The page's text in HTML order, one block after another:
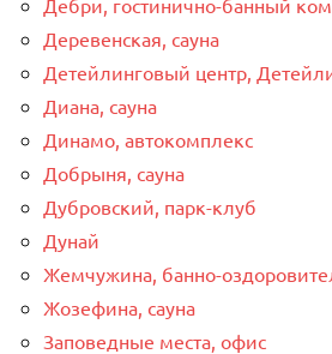
Деревенская, сауна
Детейлинговый центр,
Диана, сауна
Динамо, автокомплекс
Добрыня, сауна
Дубровский, парк-клуб
Дунай
Жемчужина, банно-
Жозефина, сауна
Заповедные места, офис